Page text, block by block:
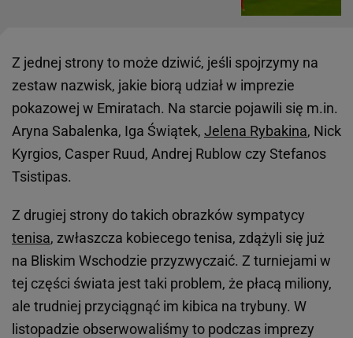
Z jednej strony to może dziwić, jeśli spojrzymy na
zestaw nazwisk, jakie biorą udział w imprezie
pokazowej w Emiratach. Na starcie pojawili się m.in.
Aryna Sabalenka, Iga Świątek, Jelena Rybakina, Nick
Kyrgios, Casper Ruud, Andrej Rublow czy Stefanos
Tsistipas.
Z drugiej strony do takich obrazków sympatycy
tenisa, zwłaszcza kobiecego tenisa, zdążyli się już
na Bliskim Wschodzie przyzwyczaić. Z turniejami w
tej części świata jest taki problem, że płacą miliony,
ale trudniej przyciągnąć im kibica na trybuny. W
listopadzie obserwowaliśmy to podczas imprezy